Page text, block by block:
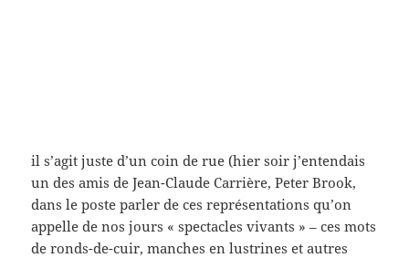
il s’agit juste d’un coin de rue (hier soir j’entendais
un des amis de Jean-Claude Carrière, Peter Brook,
dans le poste parler de ces représentations qu’on
appelle de nos jours « spectacles vivants » – ces mots
de ronds-de-cuir, manches en lustrines et autres